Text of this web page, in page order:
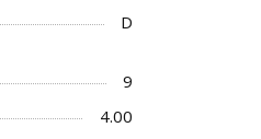
D
9
4.00